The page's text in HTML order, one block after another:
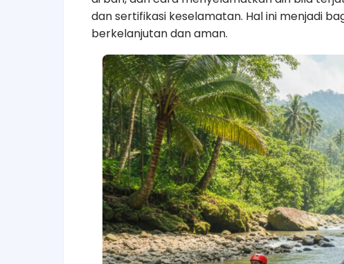
dan sertifikasi keselamatan. Hal ini menjadi
berkelanjutan dan aman.